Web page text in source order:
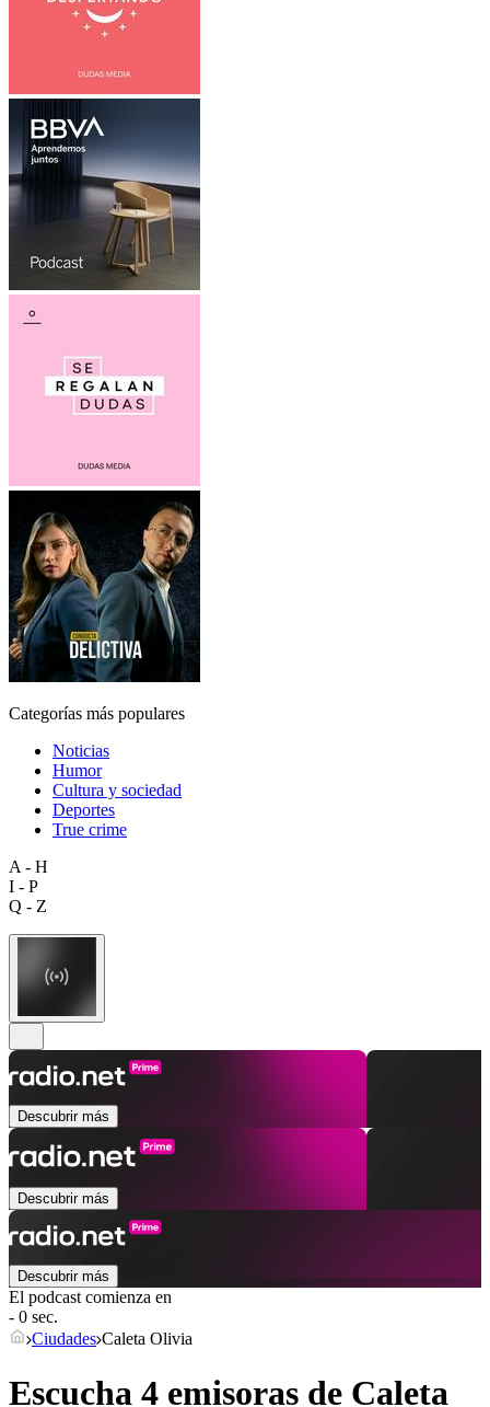
Categorías más populares
Noticias
Humor
Cultura y sociedad
Deportes
True crime
A - H
I - P
Q - Z
Descubrir más
Descubrir más
Descubrir más
El podcast comienza en
- 0 sec.
Ciudades Caleta Olivia
Escucha 4 emisoras de Caleta